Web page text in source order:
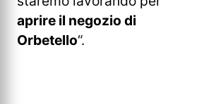
aprire il negozio di
Orbetello“.